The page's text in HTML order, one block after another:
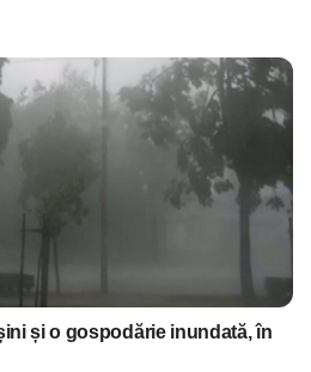
și o gospodărie inundată, în